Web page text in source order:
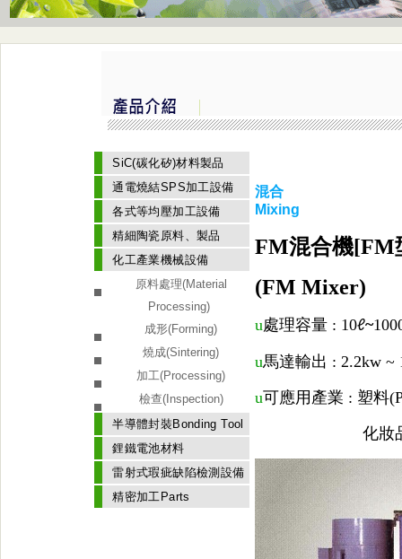
SiC(碳化矽)材料製品
通電燒結SPS加工設備
各式等均壓加工設備
精細陶瓷原料、製品
化工產業機械設備
原料處理(Material
Processing)
成形(Forming)
燒成(Sintering)
加工(Processing)
檢查(Inspection)
半導體封裝Bonding Tool
鋰鐵電池材料
雷射式瑕疵缺陷檢測設備
精密加工Parts
混合
Mixing
FM混合機[FM
(FM Mixer)
u處理容量 : 10ℓ~
u馬達輸出 : 2.2kw ~
u可應用產業 : 塑料
化妝